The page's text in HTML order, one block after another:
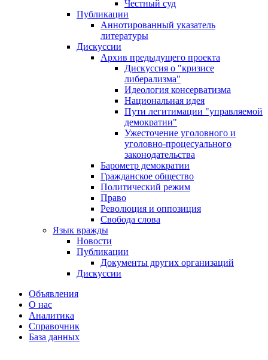
Честный суд
Публикации
Аннотированный указатель
литературы
Дискуссии
Архив предыдущего проекта
Дискуссия о "кризисе
либерализма"
Идеология консерватизма
Национальная идея
Пути легитимации "управляемой
демократии"
Ужесточение уголовного и
уголовно-процесуального
законодательства
Барометр демократии
Гражданское общество
Политический режим
Право
Революция и оппозиция
Свобода слова
Язык вражды
Новости
Публикации
Документы других организаций
Дискуссии
Объявления
О нас
Аналитика
Справочник
База данных